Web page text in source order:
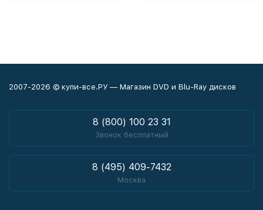
2007-2026 © купи-все.РУ — Магазин DVD и Blu-Ray дисков
8 (800) 100 23 31
Звонок бесплатный
8 (495) 409-7432
Москва